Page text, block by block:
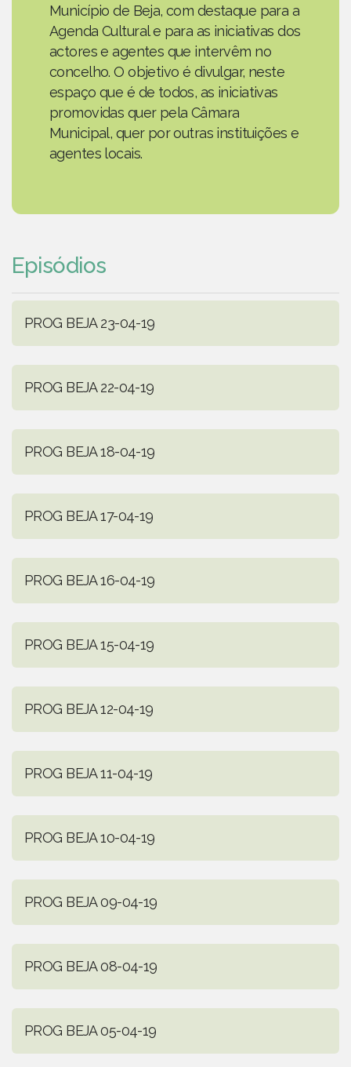
Município de Beja, com destaque para a
Agenda Cultural e para as iniciativas dos
actores e agentes que intervêm no
concelho. O objetivo é divulgar, neste
espaço que é de todos, as iniciativas
promovidas quer pela Câmara
Municipal, quer por outras instituições e
agentes locais.
Episódios
PROG BEJA 23-04-19
PROG BEJA 22-04-19
PROG BEJA 18-04-19
PROG BEJA 17-04-19
PROG BEJA 16-04-19
PROG BEJA 15-04-19
PROG BEJA 12-04-19
PROG BEJA 11-04-19
PROG BEJA 10-04-19
PROG BEJA 09-04-19
PROG BEJA 08-04-19
PROG BEJA 05-04-19